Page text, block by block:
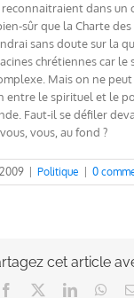
reconnaitraient dans un
sûr que la Charte
sans doute sur la
chrétiennes car le
Mais on ne
entre le spirituel et le
Faut-il se défiler
vous, au fond ?
Politique 0
cet article
Facebook LinkedIn